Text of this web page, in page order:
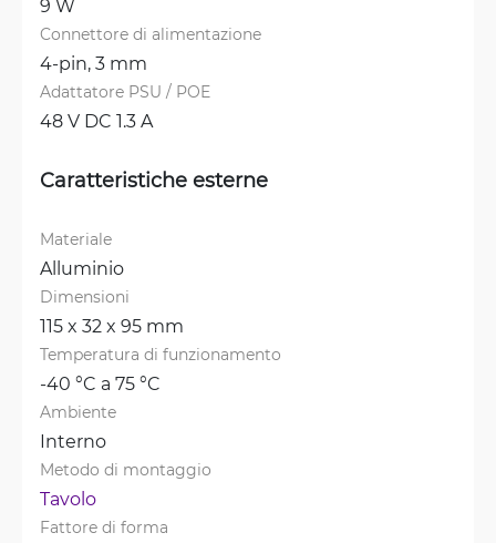
9 W
Connettore di alimentazione
4-pin, 3 mm
Adattatore PSU / POE
48 V DC 1.3 A
Caratteristiche esterne
Materiale
Alluminio
Dimensioni
115 x 32 x 95 mm
Temperatura di funzionamento
-40 °C a 75 °C
Ambiente
Interno
Metodo di montaggio
Tavolo
Fattore di forma